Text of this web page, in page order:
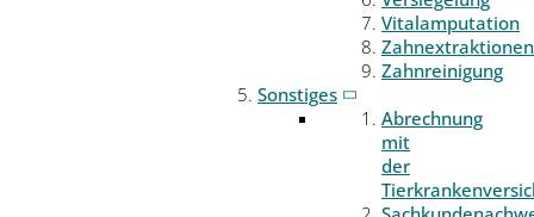
Vitalamputation
Zahnextraktionen
Zahnreinigung
Sonstiges
Abrechnung
mit
der